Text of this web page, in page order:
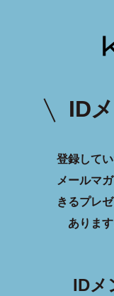
ID
登録して
メールマ
きるプレ
あります
IDメ